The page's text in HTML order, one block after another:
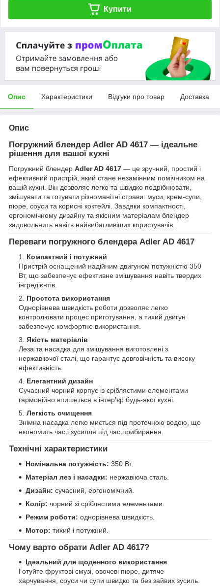
Купити
Опис Характеристики Відгуки про товар Доставка
Опис
Погружний блендер Adler AD 4617 — ідеальне
рішення для вашої кухні
Погружний блендер Adler AD 4617 — це зручний, простий і
ефективний пристрій, який стане незамінним помічником на
вашій кухні. Він дозволяє легко та швидко подрібнювати,
змішувати та готувати різноманітні страви: муси, крем-супи,
пюре, соуси та корисні коктейлі. Завдяки компактності,
ергономічному дизайну та якісним матеріалам блендер
задовольнить навіть найвибагливіших користувачів.
Переваги погружного блендера Adler AD 4617
Компактний і потужний
Пристрій оснащений надійним двигуном потужністю 350
Вт, що забезпечує ефективне змішування навіть твердих
інгредієнтів.
Простота використання
Однорівнева швидкість роботи дозволяє легко
контролювати процес приготування, а тихий двигун
забезпечує комфортне використання.
Якість матеріалів
Леза та насадка для змішування виготовлені з
нержавіючої сталі, що гарантує довговічність та високу
ефективність.
Елегантний дизайн
Сучасний чорний корпус із сріблястими елементами
гармонійно впишеться в інтер’єр будь-якої кухні.
Легкість очищення
Знімна насадка легко миється під проточною водою, що
економить час і зусилля під час прибирання.
Технічні характеристики
Номінальна потужність: 350 Вт.
Матеріал лез і насадки: нержавіюча сталь.
Дизайн: сучасний, ергономічний.
Колір: чорний зі сріблястими елементами.
Режим роботи: однорівнева швидкість.
Мотор: тихий і потужний.
Чому варто обрати Adler AD 4617?
Ідеальний для щоденного використання
Готуйте фруктові смузі, овочеві пюре, дитяче
харчування, соуси чи супи швидко та без зайвих зусиль.